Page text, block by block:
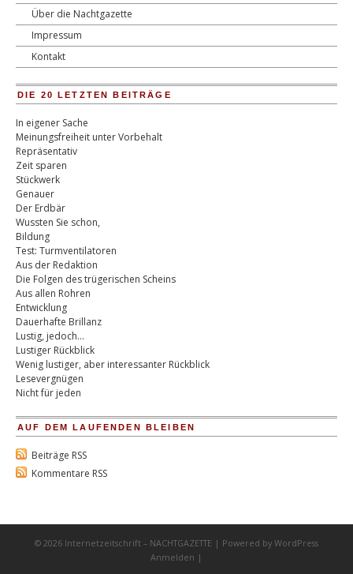
Über die Nachtgazette
Impressum
Kontakt
DIE 20 LETZTEN BEITRÄGE
In eigener Sache
Meinungsfreiheit unter Vorbehalt
Repräsentativ
Zeit sparen
Stückwerk
Genauer
Der Erdbär
Wussten Sie schon,
Bildung
Test: Turmventilatoren
Aus der Redaktion
Die Folgen des trügerischen Scheins
Aus allen Rohren
Entwicklung
Dauerhafte Brillanz
Lustig, jedoch…
Lustiger Rückblick
Wenig lustiger, aber interessanter Rückblick
Lesevergnügen
Nicht für jeden
AUF DEM LAUFENDEN BLEIBEN
Beiträge RSS
Kommentare RSS
© 2026 Internetzeitschrift – NACHTGAZETTE | Powered by WordPress
Anmelden |